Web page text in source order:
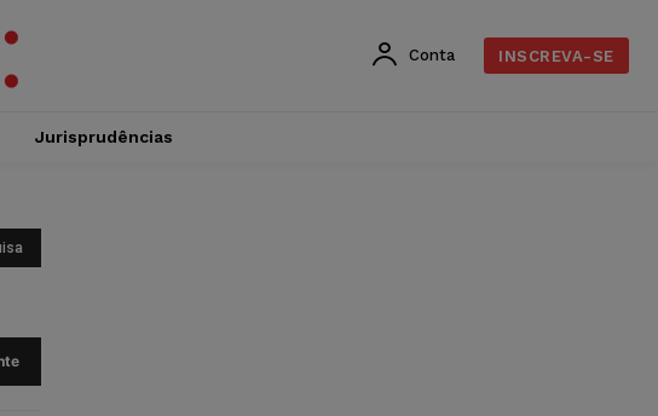
Conta INSCREVA-SE
Jurisprudências